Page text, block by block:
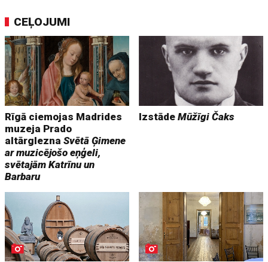
CEĻOJUMI
Rīgā ciemojas Madrides
muzeja Prado
altārgleznaSvētā Ģimene
ar muzicējošo eņģeli,
svētajām Katrīnu un
Barbaru
IzstādeMūžīgi Čaks